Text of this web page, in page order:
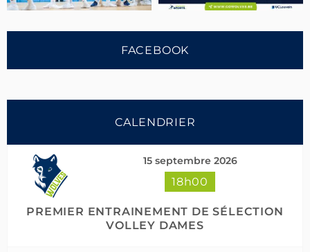
Charger plus Suivre sur Instagram
FACEBOOK
CALENDRIER
15 septembre 2026
18h00
PREMIER ENTRAINEMENT DE SÉLECTION
VOLLEY DAMES